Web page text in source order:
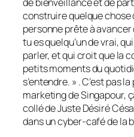
construire quelque chose
personne prête à
tu es quelqu’un de vrai,
parler, et qui croit que la
petits moments du
s’entendre. » . C’est pas
marketing de Singapour,
collé de Juste Désiré
dans un cyber-café de la